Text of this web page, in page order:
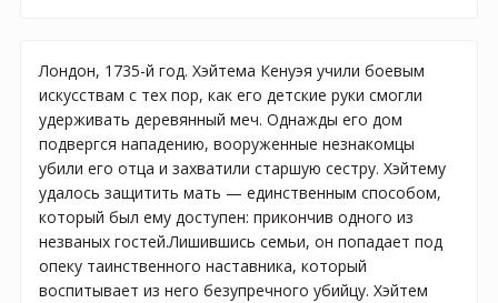
Лондон, 1735-й год. Хэйтема Кенуэя учили боевым
искусствам с тех пор, как его детские руки смогли
удерживать деревянный меч. Однажды его дом
подвергся нападению, вооруженные незнакомцы
убили его отца и захватили старшую сестру. Хэйтему
удалось защитить мать — единственным способом,
который был ему доступен: прикончив одного из
незваных гостей.Лишившись семьи, он попадает под
опеку таинственного наставника, который
воспитывает из него безупречного убийцу. Хэйтем